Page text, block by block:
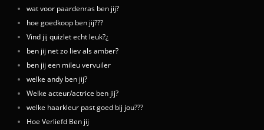
wat voor paardenras ben jij?
hoe goedkoop ben jij???
Vind jij quizlet echt leuk?¿
ben jij net zo liev als amber?
ben jij een mileu vervuiler
welke andy ben jij?
Welke acteur/actrice ben jij?
welke haarkleur past goed bij jou???
Hoe Verliefd Ben jij